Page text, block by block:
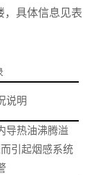
，具体信息见表
说明
导热油沸腾溢
引起烟感系统